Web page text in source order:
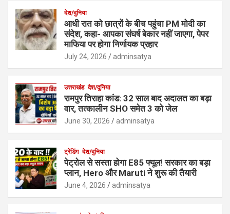
देश/दुनिया
आधी रात को छात्रों के बीच पहुंचा PM मोदी का
संदेश, कहा- आपका संघर्ष बेकार नहीं जाएगा, पेपर
माफिया पर होगा निर्णायक प्रहार
July 24, 2026 adminsatya
उत्तराखंड देश/दुनिया
रामपुर तिराहा कांड: 32 साल बाद अदालत का बड़ा
वार, तत्कालीन SHO समेत 3 को जेल
June 30, 2026 adminsatya
ट्रेंडिंग देश/दुनिया
पेट्रोल से सस्ता होगा E85 फ्यूल! सरकार का बड़ा
प्लान, Hero और Maruti ने शुरू की तैयारी
June 4, 2026 adminsatya